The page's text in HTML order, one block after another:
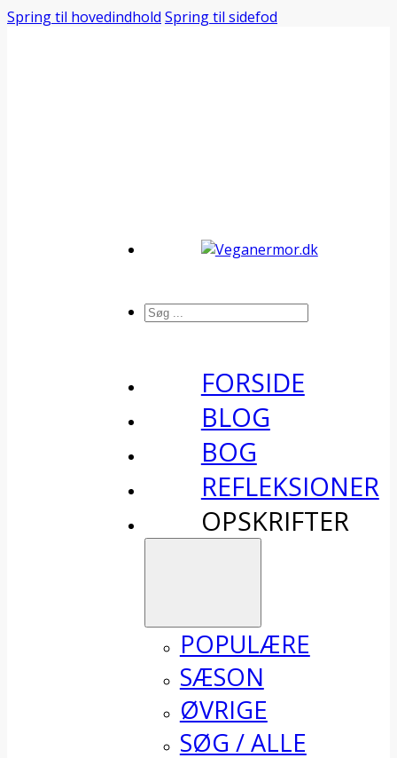
Spring til hovedindhold Spring til sidefod
Søg
FORSIDE
BLOG
BOG
REFLEKSIONER
OPSKRIFTER
POPULÆRE
SÆSON
ØVRIGE
SØG / ALLE